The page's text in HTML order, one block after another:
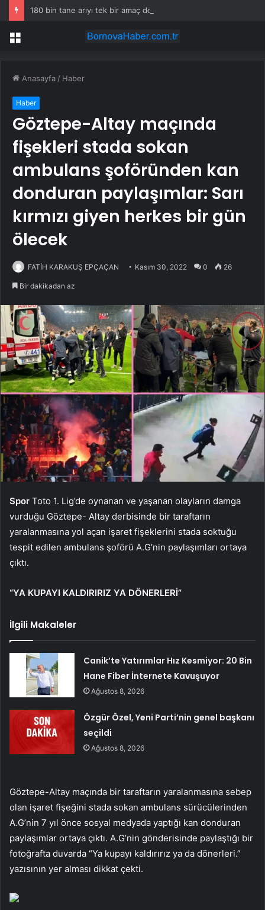
180 bin tane arıyı tek bir amaç doğaya saldılar
Menü
Anasayfa / Haber
Haber
Göztepe-Altay maçında
fişekleri stada sokan
ambulans şoföründen kan
donduran paylaşımlar: Sarı
kırmızı giyen herkes bir gün
ölecek
FATİH KARAKUŞ EPÇAÇAN Kasım 30, 2022 0 26
Bir dakikadan az
Spor Toto 1. Lig’de oynanan ve yaşanan olayların damga
vurduğu Göztepe- Altay derbisinde bir taraftarın
yaralanmasına yol açan işaret fişeklerini stada soktuğu
tespit edilen ambulans şoförü A.G’nin paylaşımları ortaya
çıktı.
“YA KUPAYI KALDIRIRIZ YA DÖNERLERİ”
İlgili Makaleler
Canik’te Yatırımlar Hız Kesmiyor: 20 Bin
Hane Fiber İnternete Kavuşuyor
Ağustos 8, 2026
Özgür Özel, Yeni Parti’nin genel başkanı
seçildi
Ağustos 8, 2026
Göztepe-Altay maçında bir taraftarın yaralanmasına sebep
olan işaret fişeğini stada sokan ambulans sürücülerinden
A.G’nin 7 yıl önce sosyal medyada yaptığı kan donduran
paylaşımlar ortaya çıktı. A.G’nin gönderisinde paylaştığı bir
fotoğrafta duvarda “Ya kupayı kaldırırız ya da dönerleri.”
yazısının yer alması dikkat çekti.